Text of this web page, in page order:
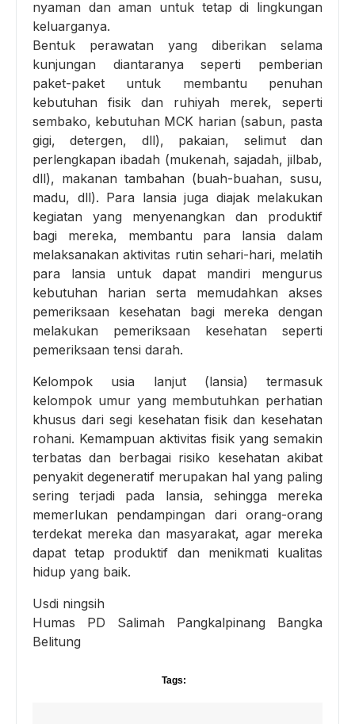
nyaman dan aman untuk tetap di lingkungan
keluarganya.
Bentuk perawatan yang diberikan selama
kunjungan diantaranya seperti pemberian
paket-paket untuk membantu penuhan
kebutuhan fisik dan ruhiyah merek, seperti
sembako, kebutuhan MCK harian (sabun, pasta
gigi, detergen, dll), pakaian, selimut dan
perlengkapan ibadah (mukenah, sajadah, jilbab,
dll), makanan tambahan (buah-buahan, susu,
madu, dll). Para lansia juga diajak melakukan
kegiatan yang menyenangkan dan produktif
bagi mereka, membantu para lansia dalam
melaksanakan aktivitas rutin sehari-hari, melatih
para lansia untuk dapat mandiri mengurus
kebutuhan harian serta memudahkan akses
pemeriksaan kesehatan bagi mereka dengan
melakukan pemeriksaan kesehatan seperti
pemeriksaan tensi darah.
Kelompok usia lanjut (lansia) termasuk
kelompok umur yang membutuhkan perhatian
khusus dari segi kesehatan fisik dan kesehatan
rohani. Kemampuan aktivitas fisik yang semakin
terbatas dan berbagai risiko kesehatan akibat
penyakit degeneratif merupakan hal yang paling
sering terjadi pada lansia, sehingga mereka
memerlukan pendampingan dari orang-orang
terdekat mereka dan masyarakat, agar mereka
dapat tetap produktif dan menikmati kualitas
hidup yang baik.
Usdi ningsih
Humas PD Salimah Pangkalpinang Bangka
Belitung
Tags: